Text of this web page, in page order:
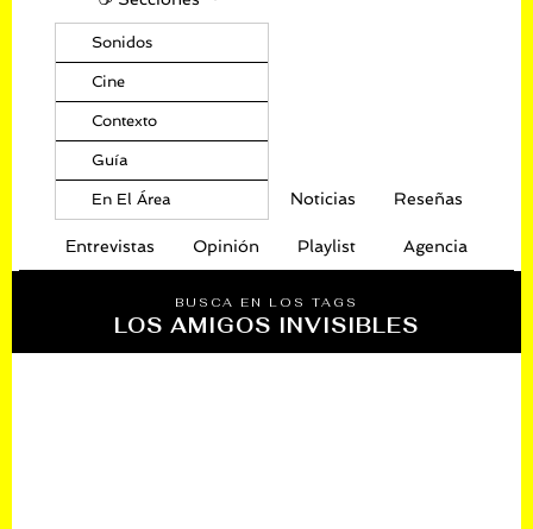
Sonidos
Cine
Contexto
Guía
En El Área Noticias Reseñas
Entrevistas Opinión Playlist Agencia
BUSCA EN LOS TAGS
LOS AMIGOS INVISIBLES